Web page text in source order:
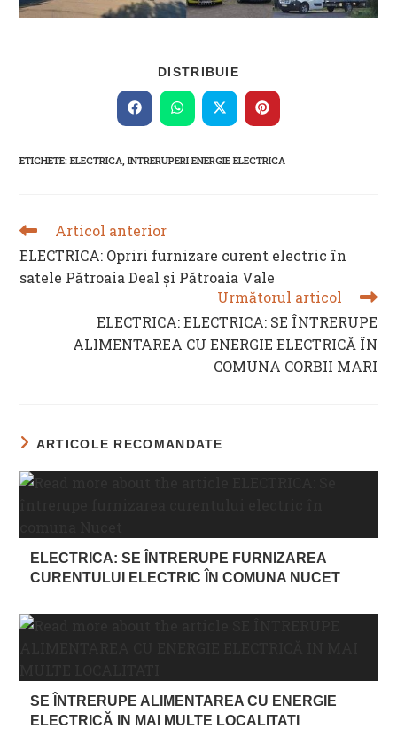
DISTRIBUIE
THIS
CONTENT
Opens
in
window
Opens
in
window
Opens
in
window
Opens
in
window
ETICHETE:ELECTRICA INTRERUPERI ENERGIE ELECTRICA
READ
ARTICLES
Articol anterior
ELECTRICA: Opriri furnizare curent electric în
satele Pătroaia Deal și Pătroaia Vale
Următorul articol
ELECTRICA: ELECTRICA: SE ÎNTRERUPE
ALIMENTAREA CU ENERGIE ELECTRICĂ ÎN
COMUNA CORBII MARI
ARTICOLE RECOMANDATE
ELECTRICA: SE ÎNTRERUPE FURNIZAREA
CURENTULUI ELECTRIC ÎN COMUNA NUCET
SE ÎNTRERUPE ALIMENTAREA CU ENERGIE
ELECTRICĂ IN MAI MULTE LOCALITATI